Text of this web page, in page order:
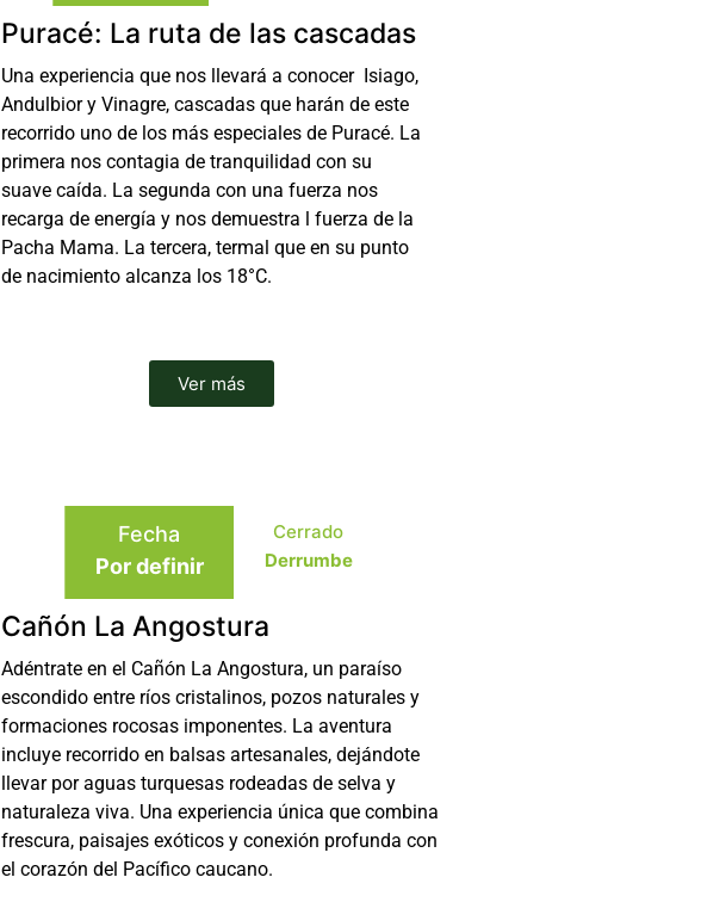
Puracé: La ruta de las cascadas
Una experiencia que nos llevará a conocer Isiago,
Andulbior y Vinagre, cascadas que harán de este
recorrido uno de los más especiales de Puracé. La
primera nos contagia de tranquilidad con su
suave caída. La segunda con una fuerza nos
recarga de energía y nos demuestra l fuerza de la
Pacha Mama. La tercera, termal que en su punto
de nacimiento alcanza los 18°C.
Ver más
Fecha
Por definir
Cerrado
Derrumbe
Cañón La Angostura
Adéntrate en el Cañón La Angostura, un paraíso
escondido entre ríos cristalinos, pozos naturales y
formaciones rocosas imponentes. La aventura
incluye recorrido en balsas artesanales, dejándote
llevar por aguas turquesas rodeadas de selva y
naturaleza viva. Una experiencia única que combina
frescura, paisajes exóticos y conexión profunda con
el corazón del Pacífico caucano.